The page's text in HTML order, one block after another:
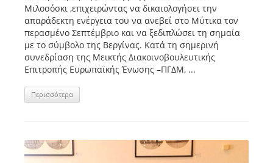
Μιλοσόσκι ,επιχειρώντας να δικαιολογήσει την
απαράδεκτη ενέργεια του να ανεβεί στο Μύτικα τον
περασμένο Σεπτέμβριο και να ξεδιπλώσει τη σημαία
με το σύμβολο της Βεργίνας. Κατά τη σημερινή
συνεδρίαση της Μεικτής Διακοινοβουλευτικής
Επιτροπής Ευρωπαϊκής Ένωσης –ΠΓΔΜ, ...
Περισσότερα